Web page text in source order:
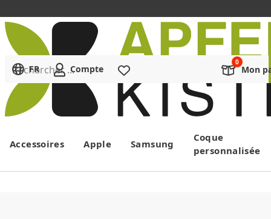
Menu
Rechercher ...
FR Compte Mon
Accessoires Apple Samsung
Coque
personnalisée